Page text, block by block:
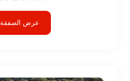
عرض الصفقة